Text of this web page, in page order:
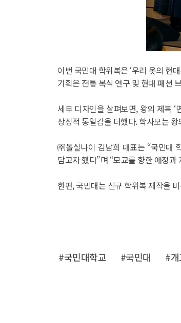
이번 국민대 학위복은 ‘우리 옷의 현
기획은 전통 복식 연구 및 현대 패션
세부 디자인을 살펴보면, 왕의 제복
상징적 통일감을 더했다. 학사모는
㈜돌실나이 김남희 대표는 “국민대
담고자 했다”며 “모교를 향한 애정
한편, 국민대는 신규 학위복 제작을
#국민대학교 #국민대 #